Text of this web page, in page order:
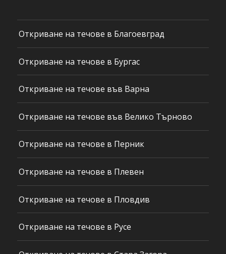
Откриване на течове в Благоевград
Откриване на течове в Бургас
Откриване на течове във Варна
Откриване на течове във Велико Търново
Откриване на течове в Перник
Откриване на течове в Плевен
Откриване на течове в Пловдив
Откриване на течове в Русе